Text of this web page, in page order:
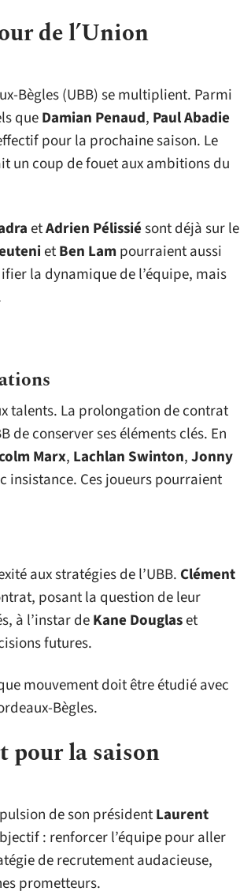
de l’Union
Bègles (UBB) se multiplient. Parmi
queDamian Penaud, Paul Abadie
pour la prochaine saison. Le
un coup de fouet aux ambitions du
etAdrien Pélissiésont déjà sur le
etBen Lampourraient aussi
la dynamique de l’équipe, mais
talents. La prolongation de contrat
de conserver ses éléments clés. En
Marx, Lachlan Swinton,Jonny
insistance. Ces joueurs pourraient
aux stratégies de l’UBB. Clément
posant la question de leur
à l’instar deKane Douglaset
futures.
mouvement doit être étudié avec
Bègles.
pour la saison
de son présidentLaurent
: renforcer l’équipe pour aller
de recrutement audacieuse,
prometteurs.